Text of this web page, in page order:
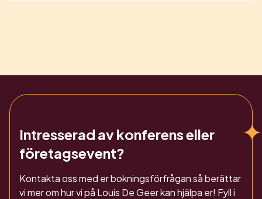
Intresserad av konferens eller
företagsevent?
Kontakta oss med er bokningsförfrågan så berättar
vi mer om hur vi på Louis De Geer kan hjälpa er! Fyll i